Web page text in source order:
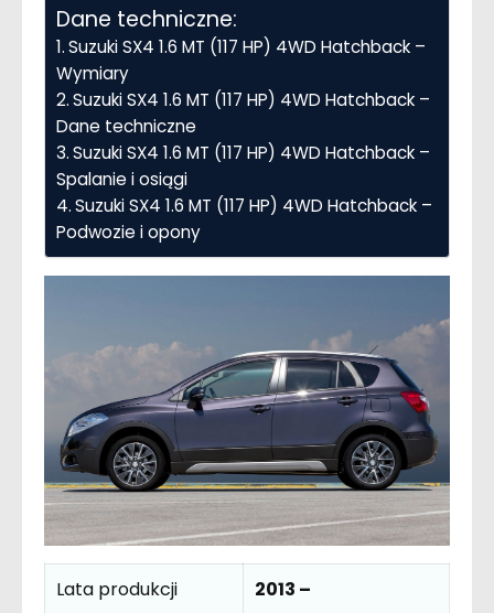
Dane techniczne:
Suzuki SX4 1.6 MT (117 HP) 4WD Hatchback –
Wymiary
Suzuki SX4 1.6 MT (117 HP) 4WD Hatchback –
Dane techniczne
Suzuki SX4 1.6 MT (117 HP) 4WD Hatchback –
Spalanie i osiągi
Suzuki SX4 1.6 MT (117 HP) 4WD Hatchback –
Podwozie i opony
Lata produkcji
2013 –